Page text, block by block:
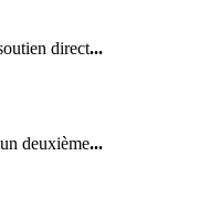
direct...
deuxième...